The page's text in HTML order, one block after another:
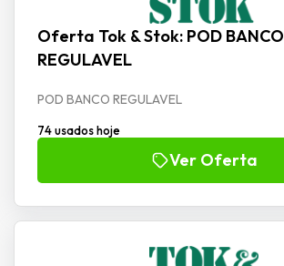
Oferta Tok & Stok: POD BANCO
REGULAVEL
POD BANCO REGULAVEL
74 usados hoje
Ver Oferta